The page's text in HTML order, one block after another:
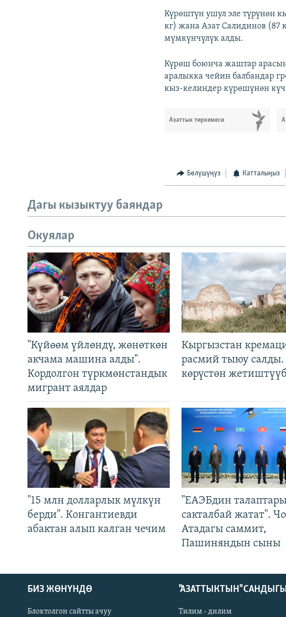
Күрөштүн ушул эле түрүнөн
кг) жана Азат Салидинов (87
мүмкүнчүлүк алды.
Күрөш боюнча жаштар
аралыкка чейин балбандар
кыз-келиндер күрөшүнөн
Азаттык тиркемеси
Бөлүшүңүз Катталыңыз
Дагы кызыктуу баяндар
Окуялар
"Күйөөм үйлөндү, жөнөткөн
акчама машина алды".
Кордолгон түркмөнстандык
мигрант аялдар
Кыргызстан
расмий тыюу салды.
көрүстөн
"15 млн долларлык мүлкүн
берди". Конгантиевди
абактан алып калган чечим
"ЕАЭБдин
сакталбай жатат".
Атадагы саммит,
Пашиняндын сыны
БИЗ ЖӨНҮНДӨ
Блоктолгон сайтты ачуу
"АЗАТТЫКТЫН"
Тилим - дилим